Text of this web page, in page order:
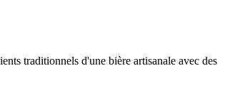
traditionnels d'une bière artisanale avec des